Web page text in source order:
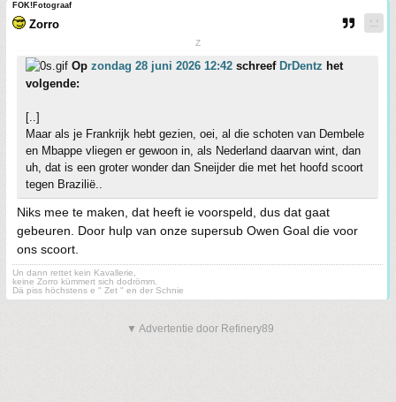
FOK!Fotograaf
Zorro
Z
Op zondag 28 juni 2026 12:42 schreef DrDentz het
volgende:
[..]
Maar als je Frankrijk hebt gezien, oei, al die schoten van Dembele
en Mbappe vliegen er gewoon in, als Nederland daarvan wint, dan
uh, dat is een groter wonder dan Sneijder die met het hoofd scoort
tegen Brazilië..
Niks mee te maken, dat heeft ie voorspeld, dus dat gaat
gebeuren. Door hulp van onze supersub Owen Goal die voor
ons scoort.
Un dann rettet kein Kavallerie,
keine Zorro kümmert sich dodrömm.
Dä piss höchstens e " Zet " en der Schnie
▼ Advertentie door Refinery89